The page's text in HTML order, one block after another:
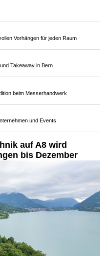
Kandersteg lokal
Vorhängen für jeden Raum